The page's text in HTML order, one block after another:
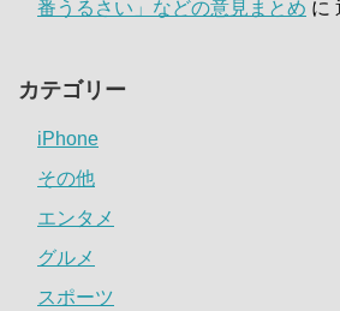
番うるさい」などの意見まとめ に
カテゴリー
iPhone
その他
エンタメ
グルメ
スポーツ